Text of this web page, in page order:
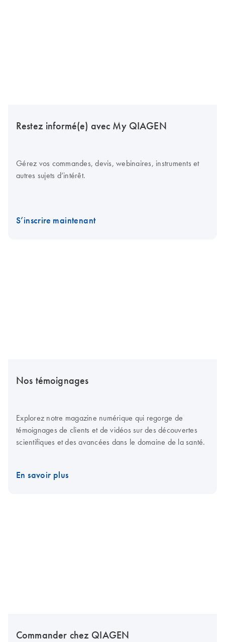
Restez informé(e) avec My QIAGEN
Gérez vos commandes, devis, webinaires, instruments et
autres sujets d’intérêt.
S’inscrire maintenant
Nos témoignages
Explorez notre magazine numérique qui regorge de
témoignages de clients et de vidéos sur des découvertes
scientifiques et des avancées dans le domaine de la santé.
En savoir plus
Commander chez QIAGEN